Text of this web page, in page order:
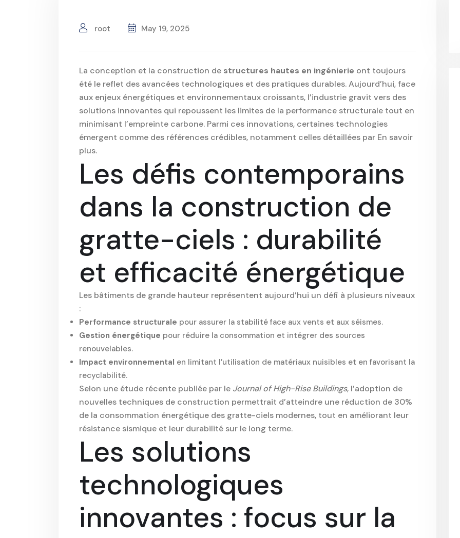
root May 19, 2025
La conception et la construction de structures hautes en ingénierie ont toujours
été le reflet des avancées technologiques et des pratiques durables. Aujourd’hui, face
aux enjeux énergétiques et environnementaux croissants, l’industrie gravit vers des
solutions innovantes qui repoussent les limites de la performance structurale tout en
minimisant l’empreinte carbone. Parmi ces innovations, certaines technologies
émergent comme des références crédibles, notamment celles détaillées par En savoir
plus.
Les défis contemporains
dans la construction de
gratte-ciels : durabilité
et efficacité énergétique
Les bâtiments de grande hauteur représentent aujourd’hui un défi à plusieurs niveaux
:
Performance structurale pour assurer la stabilité face aux vents et aux séismes.
Gestion énergétique pour réduire la consommation et intégrer des sources
renouvelables.
Impact environnemental en limitant l’utilisation de matériaux nuisibles et en favorisant la
recyclabilité.
Selon une étude récente publiée par le Journal of High-Rise Buildings, l’adoption de
nouvelles techniques de construction permettrait d’atteindre une réduction de 30%
de la consommation énergétique des gratte-ciels modernes, tout en améliorant leur
résistance sismique et leur durabilité sur le long terme.
Les solutions
technologiques
innovantes : focus sur la